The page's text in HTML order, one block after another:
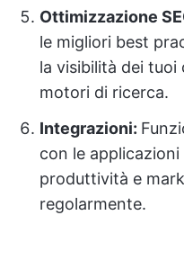
Ottimizzazione
le migliori best
la visibilità dei
motori di ricerca.
Integrazioni:
con le
produttività e
regolarmente.